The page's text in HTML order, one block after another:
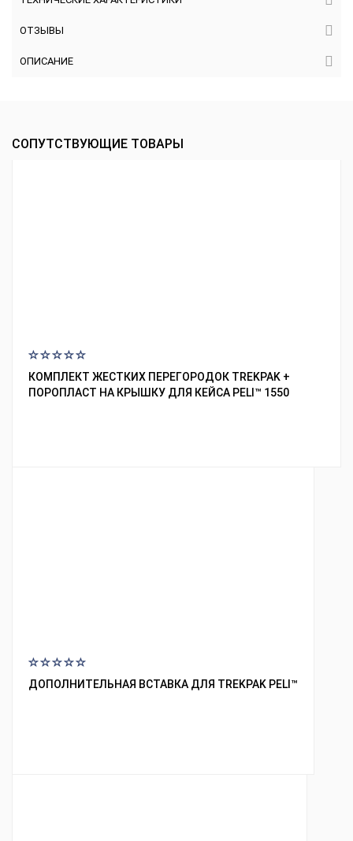
ОТЗЫВЫ
ОПИСАНИЕ
СОПУТСТВУЮЩИЕ ТОВАРЫ
КОМПЛЕКТ ЖЕСТКИХ ПЕРЕГОРОДОК TREKPAK +
ПОРОПЛАСТ НА КРЫШКУ ДЛЯ КЕЙСА PELI™ 1550
ДОПОЛНИТЕЛЬНАЯ ВСТАВКА ДЛЯ TREKPAK PELI™